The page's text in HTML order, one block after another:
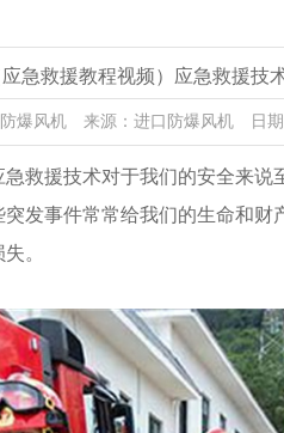
急救援教程视频）应急救援技
爆风机 来源：进口防爆风机 日
救援技术对于我们的安全来
发事件常常给我们的生命和
。